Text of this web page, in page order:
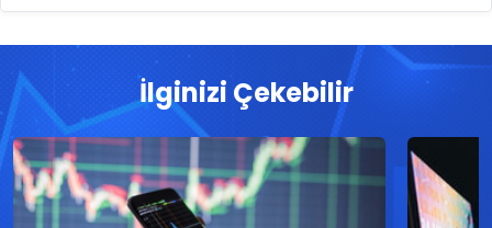
İlginizi Çekebilir